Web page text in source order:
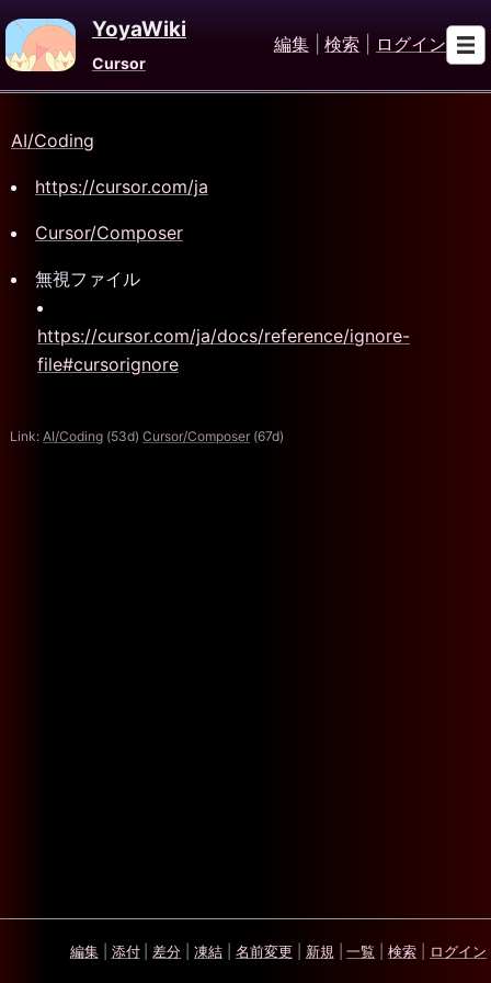
YoyaWiki
Cursor
編集 検索 ログイン
AI/Coding
https://cursor.com/ja
Cursor/Composer
無視ファイル
https://cursor.com/ja/docs/reference/ignore-
file#cursorignore
Link: AI/Coding (53d) Cursor/Composer (67d)
編集 添付 差分 凍結 名前変更 新規 一覧 検索 ログイン